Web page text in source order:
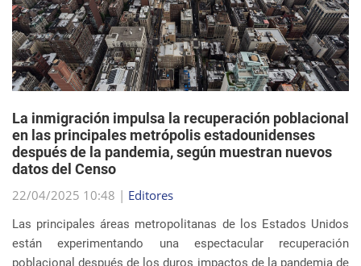
en las principales metrópolis estadounidenses
después de la pandemia, según muestran nuevos
datos del Censo
22/04/2025 10:48 |Editores
están experimentando una espectacular recuperación
poblacional después de los duros impactos de la pandemia de
COVID-19, y el principal impulsor de est...
sigue leyendo
EVENTOS